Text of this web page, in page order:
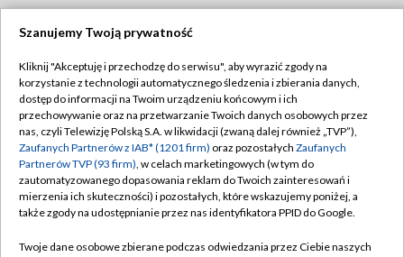
TVP
Abonament TVP
Emisja w TVP
Centrum informacji TVP
Naziemna Telewizja Cyfrowa
Regulamin TVP
Polityka prywatności
Moje zgody
Pomoc
Szanujemy Twoją prywatność
Kliknij "Akceptuję i przechodzę do serwisu", aby wyrazić zgody na
korzystanie z technologii automatycznego śledzenia i zbierania danych,
dostęp do informacji na Twoim urządzeniu końcowym i ich
przechowywanie oraz na przetwarzanie Twoich danych osobowych przez
nas, czyli Telewizję Polską S.A. w likwidacji (zwaną dalej również „TVP”),
Zaufanych Partnerów z IAB* (1201 firm) oraz pozostałych Zaufanych
Partnerów TVP (93 firm), w celach marketingowych (w tym do
zautomatyzowanego dopasowania reklam do Twoich zainteresowań i
mierzenia ich skuteczności) i pozostałych, które wskazujemy poniżej, a
także zgody na udostępnianie przez nas identyfikatora PPID do Google.
Twoje dane osobowe zbierane podczas odwiedzania przez Ciebie naszych